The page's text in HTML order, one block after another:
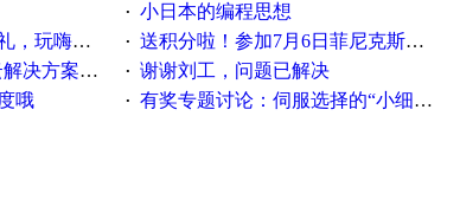
· 小日本的编程思想
嗨夏日！ · 送积分啦！参加7月6日菲尼克斯在线研讨会即得
实践及应用 · 谢谢刘工，问题已解决
哦 · 有奖专题讨论：伺服选择的“小细节大学问”奖励公告